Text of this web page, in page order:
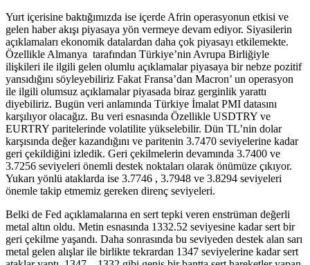
Yurt içerisine baktığımızda ise içerde Afrin operasyonun etkisi ve
gelen haber akışı piyasaya yön vermeye devam ediyor. Siyasilerin
açıklamaları ekonomik datalardan daha çok piyasayı etkilemekte.
Özellikle Almanya tarafından Türkiye’nin Avrupa Birliğiyle
ilişkileri ile ilgili gelen olumlu açıklamalar piyasaya bir nebze pozitif
yansıdığını söyleyebiliriz Fakat Fransa’dan Macron’ un operasyon
ile ilgili olumsuz açıklamalar piyasada biraz gerginlik yarattı
diyebiliriz. Bugün veri anlamında Türkiye İmalat PMI datasını
karşılıyor olacağız. Bu veri esnasında Özellikle USDTRY ve
EURTRY paritelerinde volatilite yükselebilir. Dün TL’nin dolar
karşısında değer kazandığını ve paritenin 3.7470 seviyelerine kadar
geri çekildiğini izledik. Geri çekilmelerin devamında 3.7400 ve
3.7256 seviyeleri önemli destek noktaları olarak önümüze çıkıyor.
Yukarı yönlü ataklarda ise 3.7746 , 3.7948 ve 3.8294 seviyeleri
önemle takip etmemiz gereken direnç seviyeleri.
Belki de Fed açıklamalarına en sert tepki veren enstrüman değerli
metal altın oldu. Metin esnasında 1332.52 seviyesine kadar sert bir
geri çekilme yaşandı. Daha sonrasında bu seviyeden destek alan sarı
metal gelen alışlar ile birlikte tekrardan 1347 seviyelerine kadar sert